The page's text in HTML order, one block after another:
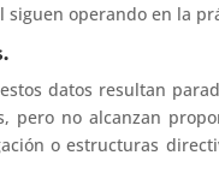
siguen operando en la
datos resultan
pero no alcanzan
o estructuras